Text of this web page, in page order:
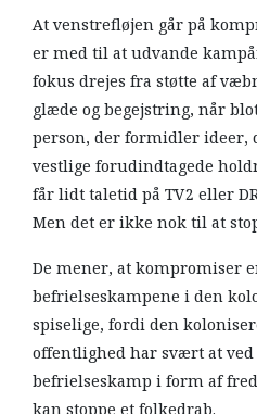
At venstrefløjen går på
er med til at udvande
fokus drejes fra støtte af
glæde og begejstring, når
person, der formidler ideer,
vestlige forudindtagede
får lidt taletid på TV2 eller
Men det er ikke nok til at
De mener, at kompromiser
befrielseskampene i den
spiselige, fordi den
offentlighed har svært at ved
befrielseskamp i form af